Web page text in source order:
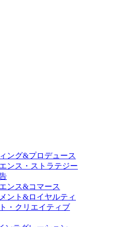
ング&プロデュース
ンス・ストラテジー
ンス&コマース
ント&ロイヤルティ
・クリエイティブ